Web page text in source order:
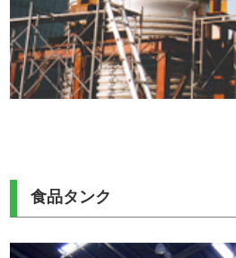
食品タンク